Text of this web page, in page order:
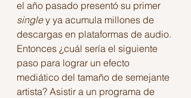
el año pasado presentó su primer
single y ya acumula millones de
descargas en plataformas de audio.
Entonces ¿cuál sería el siguiente
paso para lograr un efecto
mediático del tamaño de semejante
artista? Asistir a un programa de